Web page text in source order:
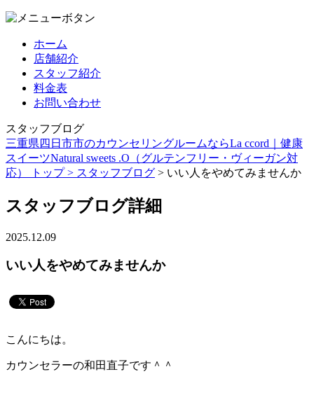
ホーム
店舗紹介
スタッフ紹介
料金表
お問い合わせ
スタッフブログ
三重県四日市市のカウンセリングルームならLa ccord｜健康
スイーツNatural sweets .O（グルテンフリー・ヴィーガン対
応） トップ > スタッフブログ > いい人をやめてみませんか
スタッフブログ詳細
2025.12.09
いい人をやめてみませんか
こんにちは。
カウンセラーの和田直子です＾＾